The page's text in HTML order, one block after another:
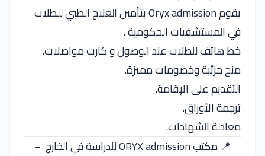
يقوم Oryx admission بتأمين العلاج الطبي للطلاب
في المستشفيات الحكومية .
خط هاتف للطلاب عند الوصول و كارت مواصلات.
منح جزئية وخصومات مميزة.
التقديم على الإقامة.
ترجمة الأوراق.
معادلة الشهادات.
📍 مكتب ORYX admission للدراسة في الخارج –